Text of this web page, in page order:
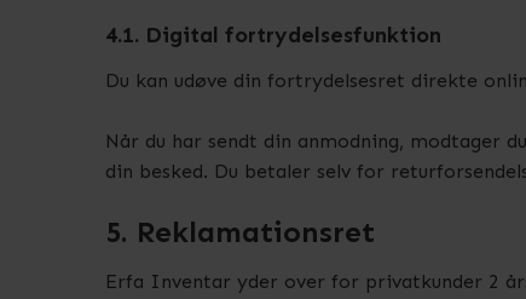
4.1. Digital fortrydelsesfunktion
Du kan udøve din fortrydelsesret direkte
Når du har sendt din anmodning, modtager
din besked. Du betaler selv for
5. Reklamationsret
Erfa Inventar yder over for privatkunder 2